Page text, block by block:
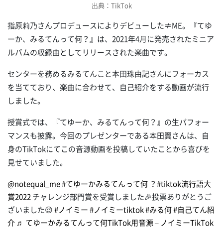
出典：TikTok
指原莉乃さんプロデュースによりデビューした≠ME。『てゆ
ーか、みるてんって何？』は、2021年4月に発売されたミニア
ルバムの収録曲としてリリースされた楽曲です。
センターを務めるみるてんこと本田珠由記さんにフォーカス
を当てており、楽曲に合わせて、自己紹介をする動画が流行
しました。
授賞式では、『てゆーか、みるてんって何？』の生パフォー
マンスも披露。今回のプレゼンターである本田翼さんは、自
身のTikTokにてこの音源動画を投稿していたことから喜びを
見せていました。
@notequal_me#てゆーかみるてんって何 ？#tiktok流行語大
賞2022チャレンジ部門賞を受賞しました🎉投票ありがとうご
ざいました😌#ノイミー#ノイミーtiktok#みる何#自己てん紹
介 ♬ てゆーかみるてんって何TikTok用音源 – ノイミーTikTok